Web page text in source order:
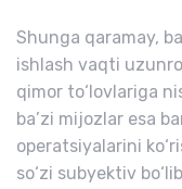
Shunga qaramay,
ishlash vaqti
qimor to‘lovlariga
ba’zi mijozlar esa
operatsiyalarini
so‘zi subyektiv